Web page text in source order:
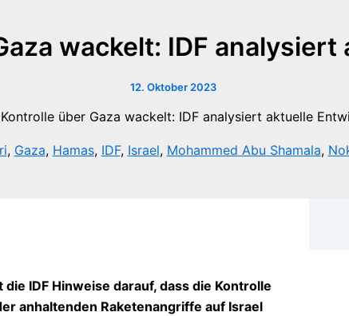
wackelt: IDF
12. Oktober 2023
, Gaza, Hamas, IDF, Israel, Mohammed Abu Shamala,
IDF Hinweise darauf, dass die Kontrolle
anhaltenden Raketenangriffe auf Israel